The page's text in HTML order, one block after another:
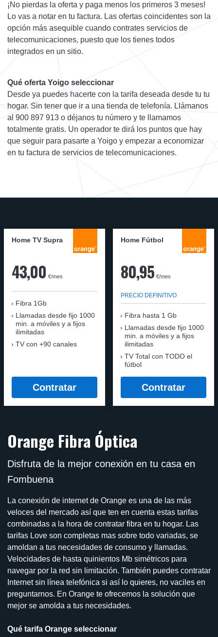
¡No pierdas la oferta y paga menos los primeros 3 meses!
Lo vas a notar en tu factura. Las ofertas coincidentes son la
opción más asequible cuando contrates servicios de
telecomunicaciones, puesto que los tienes todos
integrados en un sitio.
Qué oferta Yoigo seleccionar
Desde ya puedes hacerte con la tarifa deseada desde tu tu
hogar. Sin tener que ir a una tienda de telefonía. Llámanos
al 900 897 913 o déjanos tu número y te llamamos
totalmente gratis. Un operador te dirá los puntos que hay
que seguir para pasarte a Yoigo y empezar a economizar
en tu factura de servicios de telecomunicaciones.
Home TV Supra
43,00 €/mes
Fibra 1Gb
Llamadas desde fijo 1000
min. a móviles y a fijos
ilimitadas
TV con +90 canales
Contratar
Home Fútbol
80,95 €/mes
PRECIO DEFINITIVO
Fibra hasta 1 Gb
Llamadas desde fijo 1000
min. a móviles y a fijos
ilimitadas
TV Total con TODO el
fútbol
Contratar
Orange Fibra Óptica
Disfruta de la mejor conexión en tu casa en
Fombuena
La conexión de internet de Orange es una de las más
veloces del mercado así que ten en cuenta estas tarifas
combinadas a la hora de contratar fibra en tu hogar. Las
tarifas Love son completas mas sobre todo variadas, se
amoldan a tus necesidades de consumo y llamadas.
Velocidades de hasta quinientos Mb simétricos para
navegar por la red sin limitación. También puedes contratar
Internet sin línea telefónica si así lo quieres, no vaciles en
preguntarnos. En Orange te ofrecemos la solución que
mejor se amolda a tus necesidades.
Qué tarifa Orange seleccionar